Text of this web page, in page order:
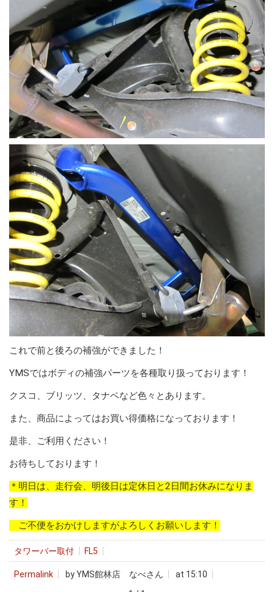
これで前と後ろの補強ができました！
YMSではボディの補強パーツを各種取り扱っております！
クスコ、ブリッツ、タナベなど色々とあります。
また、商品によってはお買い得価格になっております！
是非、ご利用ください！
お待ちしております！
＊明日は、走行会、明後日は定休日と2日間お休みになりま
す！
ご不便をおかけしますがよろしくお願いします！
タワーバー取付 FL5
Permalink by YMS館林店 なべさん
at 15:10